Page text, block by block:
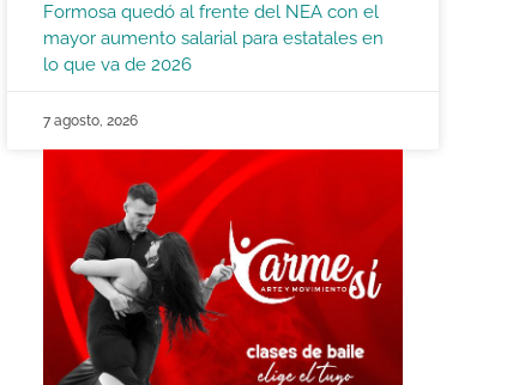
Formosa quedó al frente del NEA con el
mayor aumento salarial para estatales en
lo que va de 2026
7 agosto, 2026